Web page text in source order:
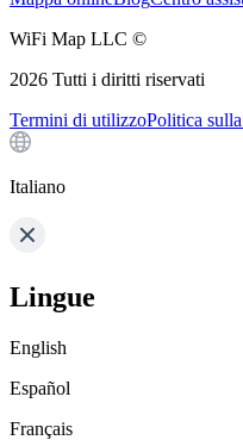
WiFi Map LLC ©
2026 Tutti i diritti riservati
Termini di utilizzoPolitica
Italiano
Lingue
English
Español
Français